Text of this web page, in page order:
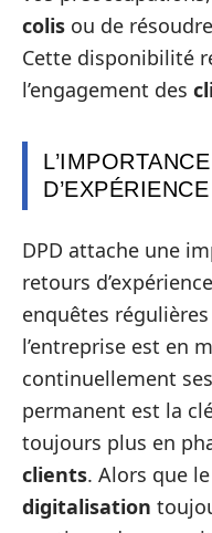
colis ou de
Cette disponibilité
l’engagement des
D’EXPÉRIENCE
DPD attache une
retours
enquêtes
l’entreprise est en
continuellement ses
permanent est la
toujours plus en
clients. Alors que
digitalisation